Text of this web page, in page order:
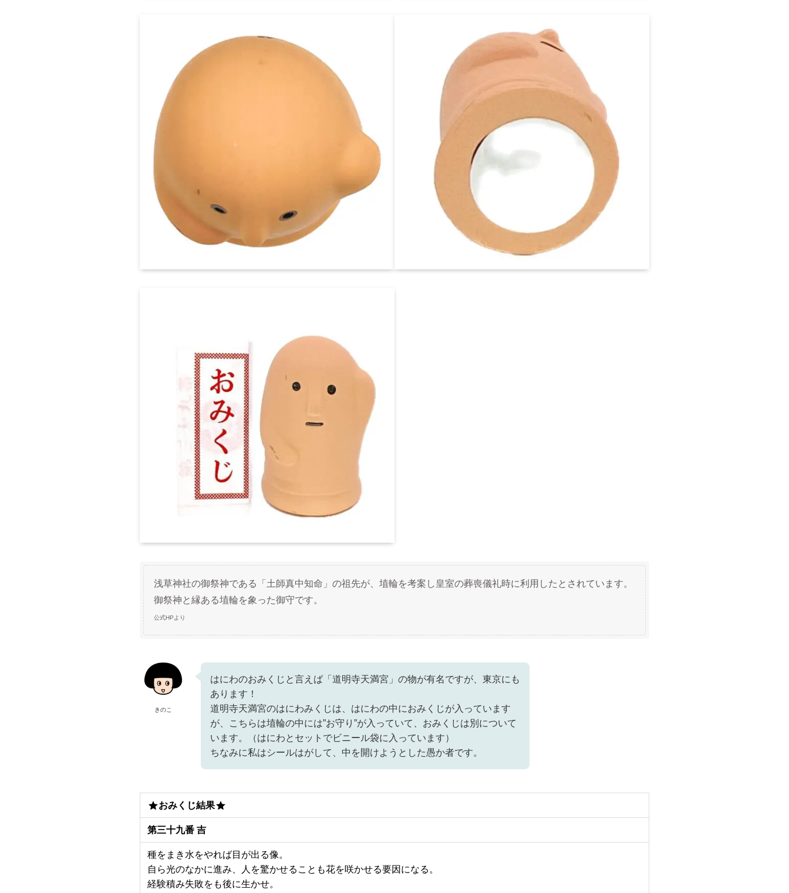
浅草神社の御祭神である「土師真中知命」の祖先が、埴輪を考案し皇室の葬喪儀礼時に利用したとされています。
御祭神と縁ある埴輪を象った御守です。
公式HPより
きのこ
はにわのおみくじと言えば「道明寺天満宮」の物が有名ですが、東京にも
あります！
道明寺天満宮のはにわみくじは、はにわの中におみくじが入っています
が、こちらは埴輪の中には”お守り”が入っていて、おみくじは別について
います。（はにわとセットでビニール袋に入っています）
ちなみに私はシールはがして、中を開けようとした愚か者です。
おみくじ結果
第三十九番 吉
種をまき水をやれば目が出る像。
自ら光のなかに進み、人を驚かせることも花を咲かせる要因になる。
経験積み失敗をも後に生かせ。